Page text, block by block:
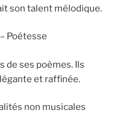
son talent mélodique.
Poétesse
de ses poèmes. Ils
et raffinée.
non musicales